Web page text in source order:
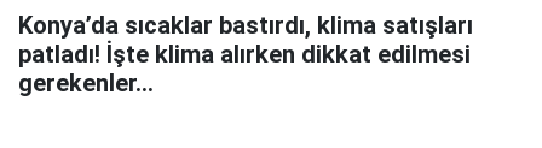
Konya’da sıcaklar bastırdı, klima satışları
patladı! İşte klima alırken dikkat edilmesi
gerekenler…